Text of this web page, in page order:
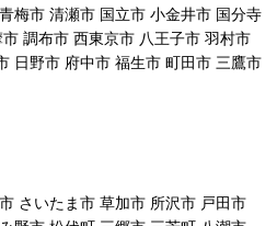
梅市 清瀬市 国立市 小金井市 国分寺
調布市 西東京市 八王子市 羽村市
日野市 府中市 福生市 町田市 三鷹市
さいたま市 草加市 所沢市 戸田市